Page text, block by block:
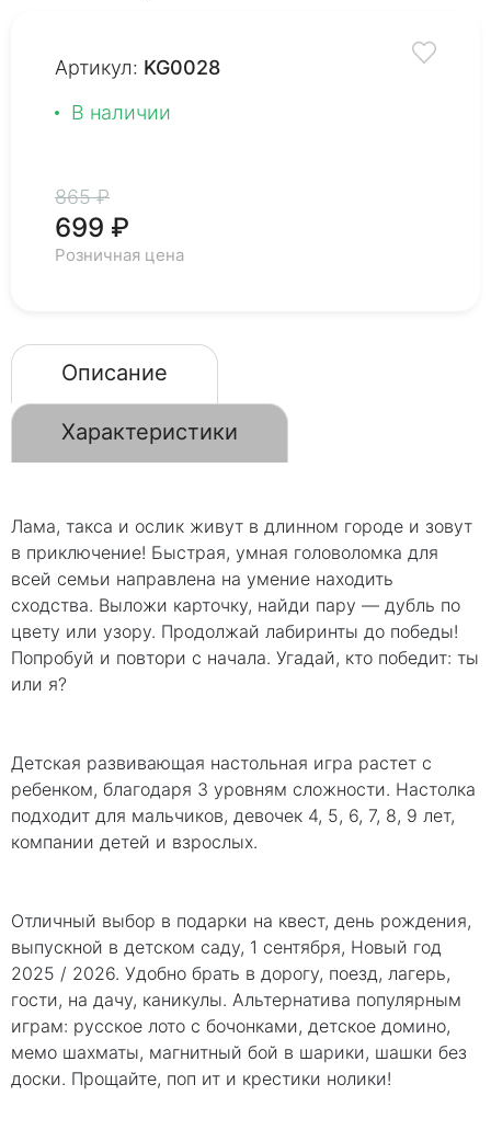
Артикул: KG0028
В наличии
865 ₽
699 ₽
Розничная цена
Описание
Характеристики
Лама, такса и ослик живут в длинном городе и зовут
в приключение! Быстрая, умная головоломка для
всей семьи направлена на умение находить
сходства. Выложи карточку, найди пару — дубль по
цвету или узору. Продолжай лабиринты до победы!
Попробуй и повтори с начала. Угадай, кто победит: ты
или я?
Детская развивающая настольная игра растет с
ребенком, благодаря 3 уровням сложности. Настолка
подходит для мальчиков, девочек 4, 5, 6, 7, 8, 9 лет,
компании детей и взрослых.
Отличный выбор в подарки на квест, день рождения,
выпускной в детском саду, 1 сентября, Новый год
2025 / 2026. Удобно брать в дорогу, поезд, лагерь,
гости, на дачу, каникулы. Альтернатива популярным
играм: русское лото с бочонками, детское домино,
мемо шахматы, магнитный бой в шарики, шашки без
доски. Прощайте, поп ит и крестики нолики!